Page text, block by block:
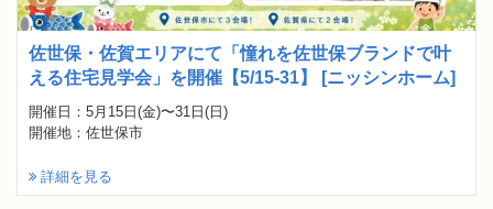
佐世保・佐賀エリアにて「憧れを佐世保ブランドで叶
える住宅見学会」を開催【5/15-31】 [ニッシンホーム]
開催日：5月15日(金)〜31日(日)
開催地：佐世保市
詳細を見る